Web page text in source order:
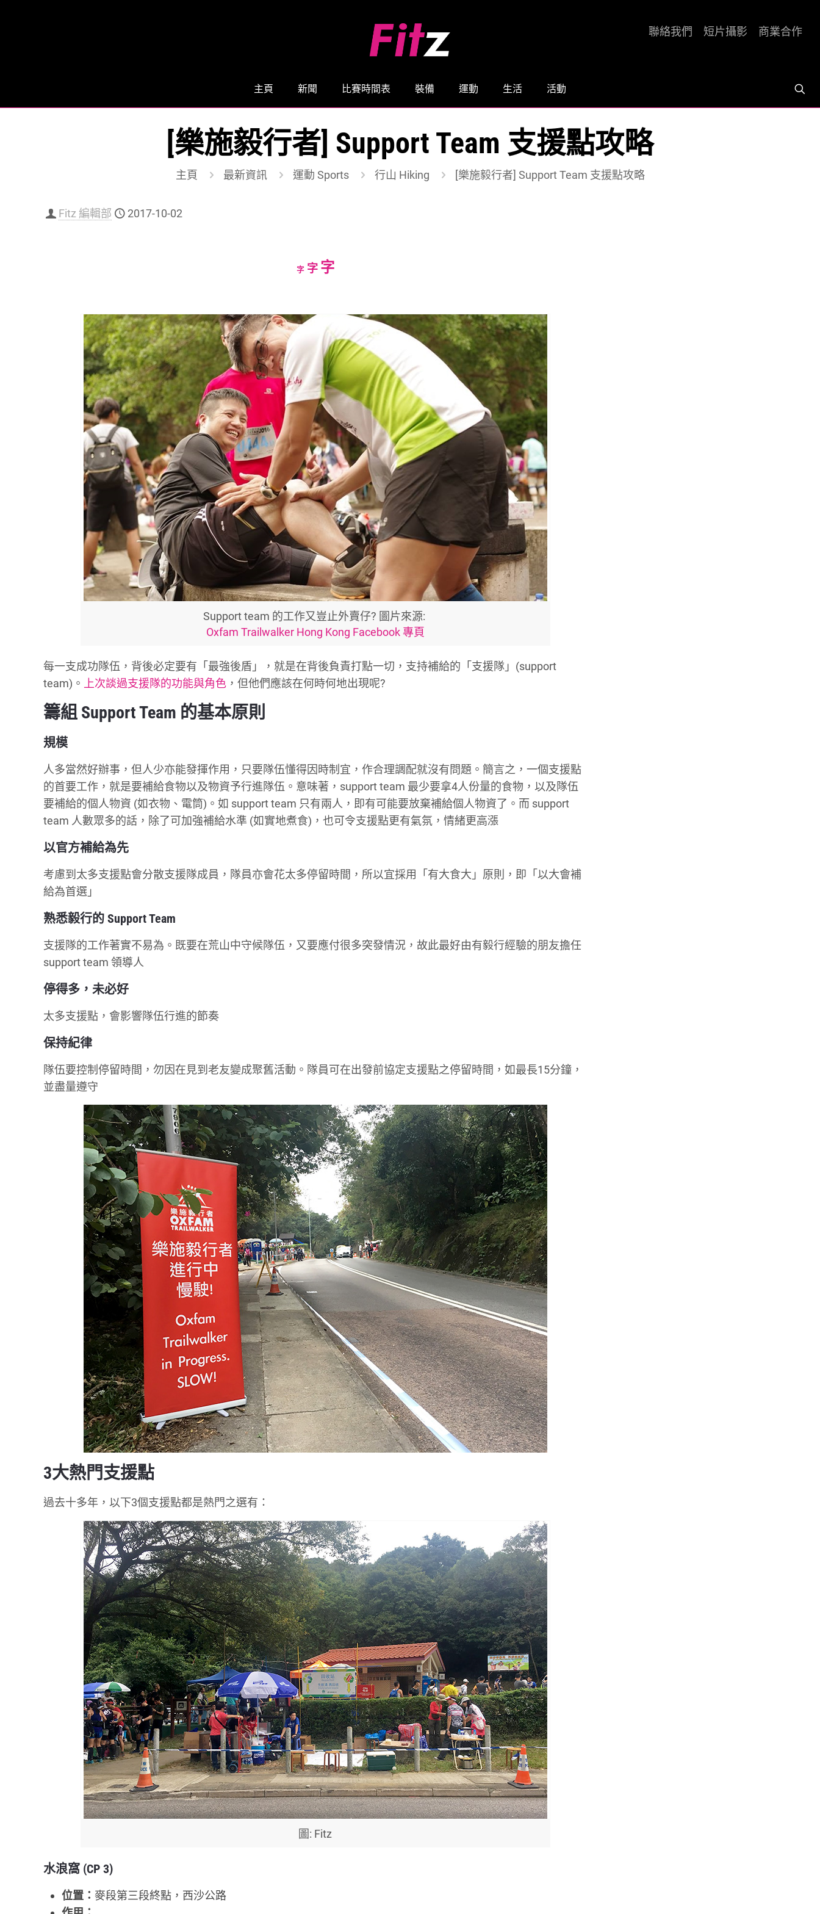
主頁 新聞 比賽時間表 裝備 運動 生活 活動
聯絡我們 短片攝影 商業合作
[樂施毅行者] Support Team 支援點攻略
主頁 最新資訊 運動 Sports 行山 Hiking [樂施毅行者] Support Team 支援點攻略
Fitz 編輯部 2017-10-02
字Decrease
字Reset
字Increase
Support team 的工作又豈止外賣仔? 圖片來源:
Oxfam Trailwalker Hong Kong Facebook 專頁
每一支成功隊伍，背後必定要有「最強後盾」，就是在背後負責打點一切，支持補給的「支援隊」(support
team)。
上次談過支援隊的功能與角色 ，但他們應該在何時何地出現呢?
籌組 Support Team 的基本原則
規模
人多當然好辦事，但人少亦能發揮作用，只要隊伍懂得因時制宜，作合理調配就沒有問題。簡言之，一個支援點
的首要工作，就是要補給食物以及物資予行進隊伍。意味著，support team 最少要拿4人份量的食物，以及隊伍
要補給的個人物資 (如衣物、電筒)。如 support team 只有兩人，即有可能要放棄補給個人物資了。而 support
team 人數眾多的話，除了可加強補給水準 (如實地煮食)，也可令支援點更有氣氛，情緒更高漲
以官方補給為先
考慮到太多支援點會分散支援隊成員，隊員亦會花太多停留時間，所以宜採用「有大食大」原則，即「以大會補
給為首選」
熟悉毅行的 Support Team
支援隊的工作著實不易為。既要在荒山中守候隊伍，又要應付很多突發情況，故此最好由有毅行經驗的朋友擔任
support team 領導人
停得多，未必好
太多支援點，會影響隊伍行進的節奏
保持紀律
隊伍要控制停留時間，勿因在見到老友變成聚舊活動。隊員可在出發前協定支援點之停留時間，如最長15分鐘，
並盡量遵守
3大熱門支援點
過去十多年，以下3個支援點都是熱門之選有：
圖: Fitz
水浪窩 (CP 3)
位置：麥段第三段終點，西沙公路